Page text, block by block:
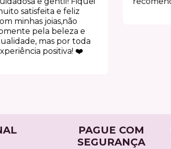
satisfeita e feliz
minhas joias,não
pela beleza e
mas por toda
positiva! ❤️
PAGUE COM
SEGURANÇA